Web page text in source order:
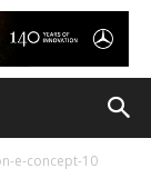
e-concept-10